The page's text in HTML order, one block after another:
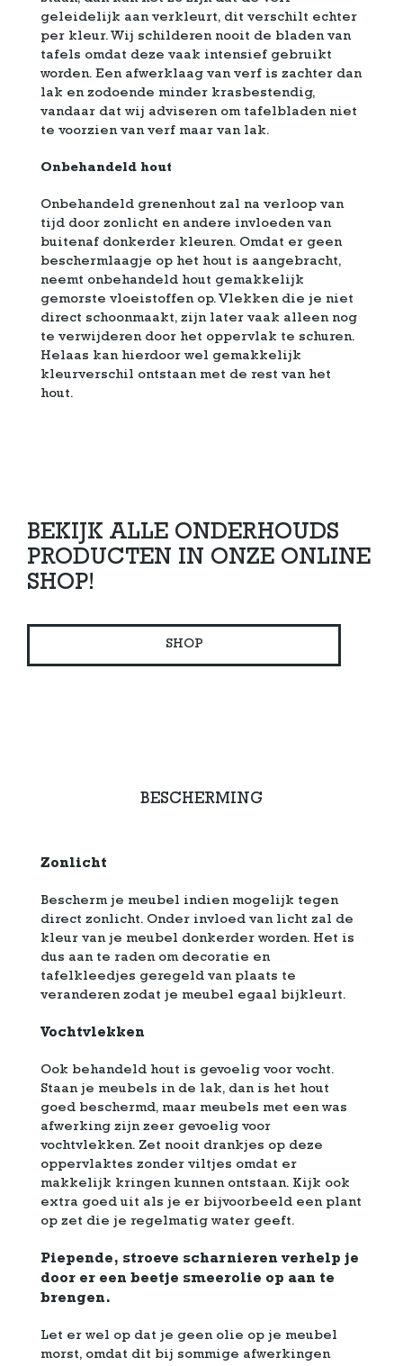
geleidelijk aan verkleurt, dit verschilt echter
per kleur. Wij schilderen nooit de bladen van
tafels omdat deze vaak intensief gebruikt
worden. Een afwerklaag van verf is zachter dan
lak en zodoende minder krasbestendig,
vandaar dat wij adviseren om tafelbladen niet
te voorzien van verf maar van lak.
Onbehandeld hout
Onbehandeld grenenhout zal na verloop van
tijd door zonlicht en andere invloeden van
buitenaf donkerder kleuren. Omdat er geen
beschermlaagje op het hout is aangebracht,
neemt onbehandeld hout gemakkelijk
gemorste vloeistoffen op. Vlekken die je niet
direct schoonmaakt, zijn later vaak alleen nog
te verwijderen door het oppervlak te schuren.
Helaas kan hierdoor wel gemakkelijk
kleurverschil ontstaan met de rest van het
hout.
BEKIJK ALLE ONDERHOUDS
PRODUCTEN IN ONZE ONLINE
SHOP!
SHOP
BESCHERMING
Zonlicht
Bescherm je meubel indien mogelijk tegen
direct zonlicht. Onder invloed van licht zal de
kleur van je meubel donkerder worden. Het is
dus aan te raden om decoratie en
tafelkleedjes geregeld van plaats te
veranderen zodat je meubel egaal bijkleurt.
Vochtvlekken
Ook behandeld hout is gevoelig voor vocht.
Staan je meubels in de lak, dan is het hout
goed beschermd, maar meubels met een was
afwerking zijn zeer gevoelig voor
vochtvlekken. Zet nooit drankjes op deze
oppervlaktes zonder viltjes omdat er
makkelijk kringen kunnen ontstaan. Kijk ook
extra goed uit als je er bijvoorbeeld een plant
op zet die je regelmatig water geeft.
Piepende, stroeve scharnieren verhelp je
door er een beetje smeerolie op aan te
brengen.
Let er wel op dat je geen olie op je meubel
morst, omdat dit bij sommige afwerkingen